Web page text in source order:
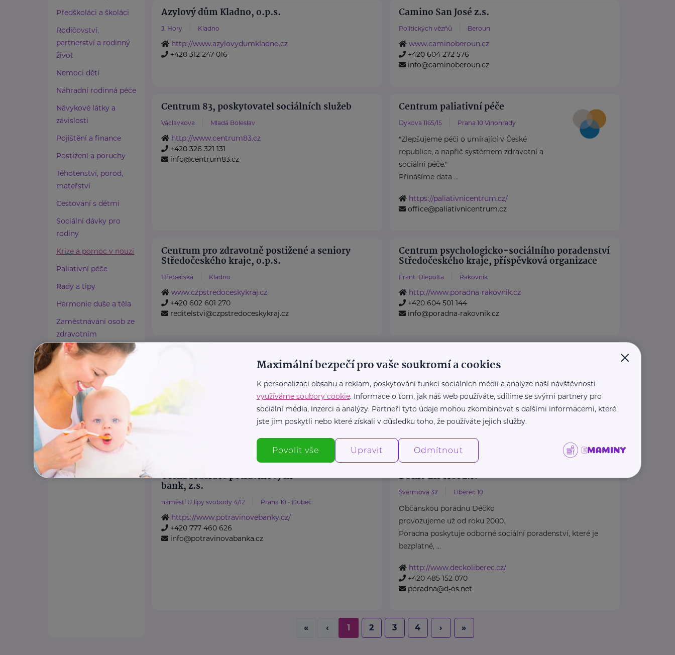
Předškoláci a školáci
Rodičovství,
partnerství a rodinný
život
Nemoci dětí
Náhradní rodinná péče
Návykové látky a
závislosti
Pojištění a finance
Postižení a poruchy
Těhotenství, porod,
mateřství
Cestování s dětmi
Sociální dávky pro
rodiny
Krize a pomoc v nouzi
Paliativní péče
Rady a tipy
Harmonie duše a těla
Zaměstnávání osob ze
zdravotním
postižením
Lázeňství a wellness
Zdravé spaní a sezení
Zdravé obutí
Zdravotnické potřeby
Cestování
Propojování generací
Azylový dům Kladno, o.p.s.
J. Hory Kladno
http://www.azylovydumkladno.cz
+420 312 247 016
Camino San José z.s.
Politických vězňů Beroun
www.caminoberoun.cz
+420 604 272 576
info@caminoberoun.cz
Centrum 83, poskytovatel sociálních služeb
Václavkova Mladá Boleslav
http://www.centrum83.cz
+420 326 321 131
info@centrum83.cz
Centrum paliativní péče
Dykova 1165/15 Praha 10 Vinohrady
"Zlepšujeme péči o umírající v České
republice, a napříč systémem zdravotní a
sociální péče."
Přinášíme data ...
https://paliativnicentrum.cz/
office@paliativnicentrum.cz
Centrum pro zdravotně postižené a seniory
Středočeského kraje, o.p.s.
Hřebečská Kladno
www.czpstredoceskykraj.cz
+420 602 601 270
reditelstvi@czpstredoceskykraj.cz
Centrum psychologicko-sociálního poradenství
Středočeského kraje, příspěvková organizace
Frant. Diepolta Rakovník
http://www.poradna-rakovnik.cz
+420 604 501 144
info@poradna-rakovnik.cz
CENTRUM SOCIÁLNÍCH A ZDRAVOTNÍCH
SLUŽEB MĚSTA PŘÍBRAM
Brodská
www.centrumpribram.cz
nizkoprahovecentrum@centrumpribram.cz
+420 604 676 505
studnickova.k@seznam.cz
Česká federace potravinových
bank, z.s.
náměstí U lípy svobody 4/12 Praha 10 - Dubeč
https://www.potravinovebanky.cz/
+420 777 460 626
info@potravinovabanka.cz
Bronzový partner
Déčko Liberec z.s.
Švermova 32 Liberec 10
Občanskou poradnu Déčko
provozujeme už od roku 2000.
Poradna poskytuje odborné sociální poradenství, které je
bezplatné, ...
http://www.deckoliberec.cz/
+420 485 152 070
poradna@d-os.net
« ‹ 1 2 3 4 › »
×
Maximální bezpečí pro vaše soukromí a cookies
K personalizaci obsahu a reklam, poskytování funkcí sociálních médií a analýze naší návštěvnosti
využíváme soubory cookie. Informace o tom, jak náš web používáte, sdílíme se svými partnery pro
sociální média, inzerci a analýzy. Partneři tyto údaje mohou zkombinovat s dalšími informacemi, které
jste jim poskytli nebo které získali v důsledku toho, že používáte jejich služby.
Povolit vše Upravit Odmítnout